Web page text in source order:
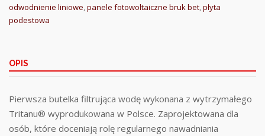
odwodnienie liniowe,panele fotowoltaiczne bruk bet,płyta
podestowa
OPIS
Pierwsza butelka filtrująca wodę wykonana z wytrzymałego
Tritanu® wyprodukowana w Polsce. Zaprojektowana dla
osób, które doceniają rolę regularnego nawadniania